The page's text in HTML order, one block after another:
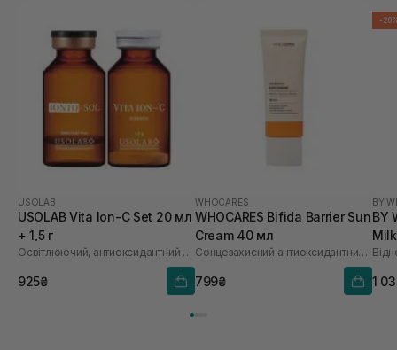
USOLAB
USOLAB Vita Ion-C Set 20 мл
+ 1,5 г
Освітлюючий, антиоксидантний та омолоджуючий набір
925₴
WHOCARES
WHOCARES Bifida Barrier Sun
Cream 40 мл
Сонцезахисний антиоксидантний крем
799₴
-
BY
BY
1